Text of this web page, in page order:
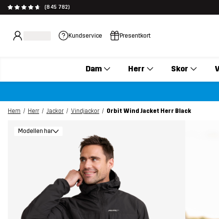
(845 782)
Kundservice Presentkort
Dam Herr Skor
Hem Herr Jackor Vindjackor Orbit Wind Jacket Herr Black
Modellen har